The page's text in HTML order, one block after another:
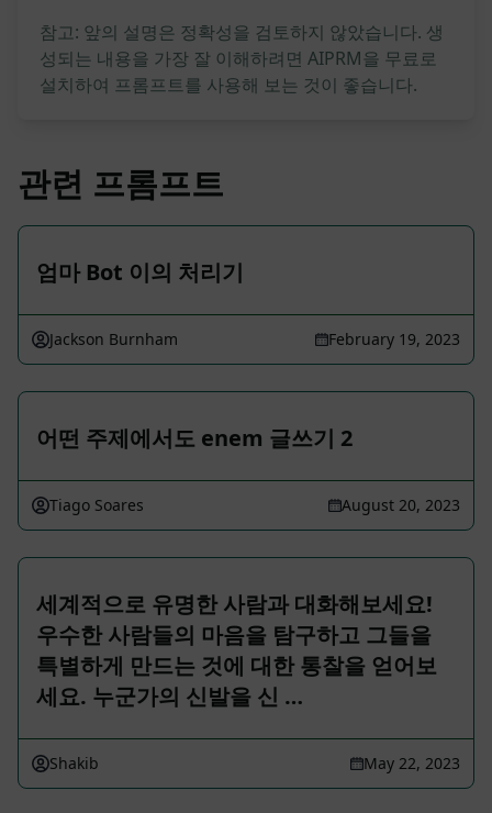
참고: 앞의 설명은 정확성을 검토하지 않았습니다. 생
성되는 내용을 가장 잘 이해하려면 AIPRM을 무료로
설치하여 프롬프트를 사용해 보는 것이 좋습니다.
관련 프롬프트
엄마 Bot 이의 처리기
Jackson Burnham February 19, 2023
어떤 주제에서도 enem 글쓰기 2
Tiago Soares August 20, 2023
세계적으로 유명한 사람과 대화해보세요!
우수한 사람들의 마음을 탐구하고 그들을
특별하게 만드는 것에 대한 통찰을 얻어보
세요. 누군가의 신발을 신 …
Shakib May 22, 2023